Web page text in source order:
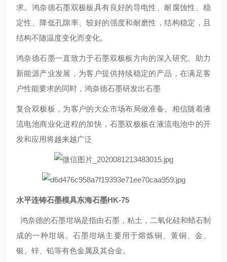
求。鸿奈德石墨双极板具有良好的导电性、耐腐蚀性、稳
定性、降低孔隙率、较好的强度和耐磨性，结构稳定，且
结构不随温度变化而变化。
鸿奈德石墨一直致力于石墨双极板方向的深入研究。助力
新能源产业发展，为客户提供持续稳定的产品，在满足客
户性能要求的同时，鸿奈德石墨研发出石墨
复合双极板，为客户的大众市场布局做准备。相信随着液
流电池商业化进程的加快，石墨双极板在液流电池中的开
发和应用将越来越广泛
水平连铸石墨模具东海石墨HK-75
鸿奈德的石墨坩埚是指由石墨，粘土，二氧化硅和蜡石制
成的一种坩埚。石墨坩埚主要用于熔炼铜、黄铜、金、
银、锌、铅等有色金属及其合金。